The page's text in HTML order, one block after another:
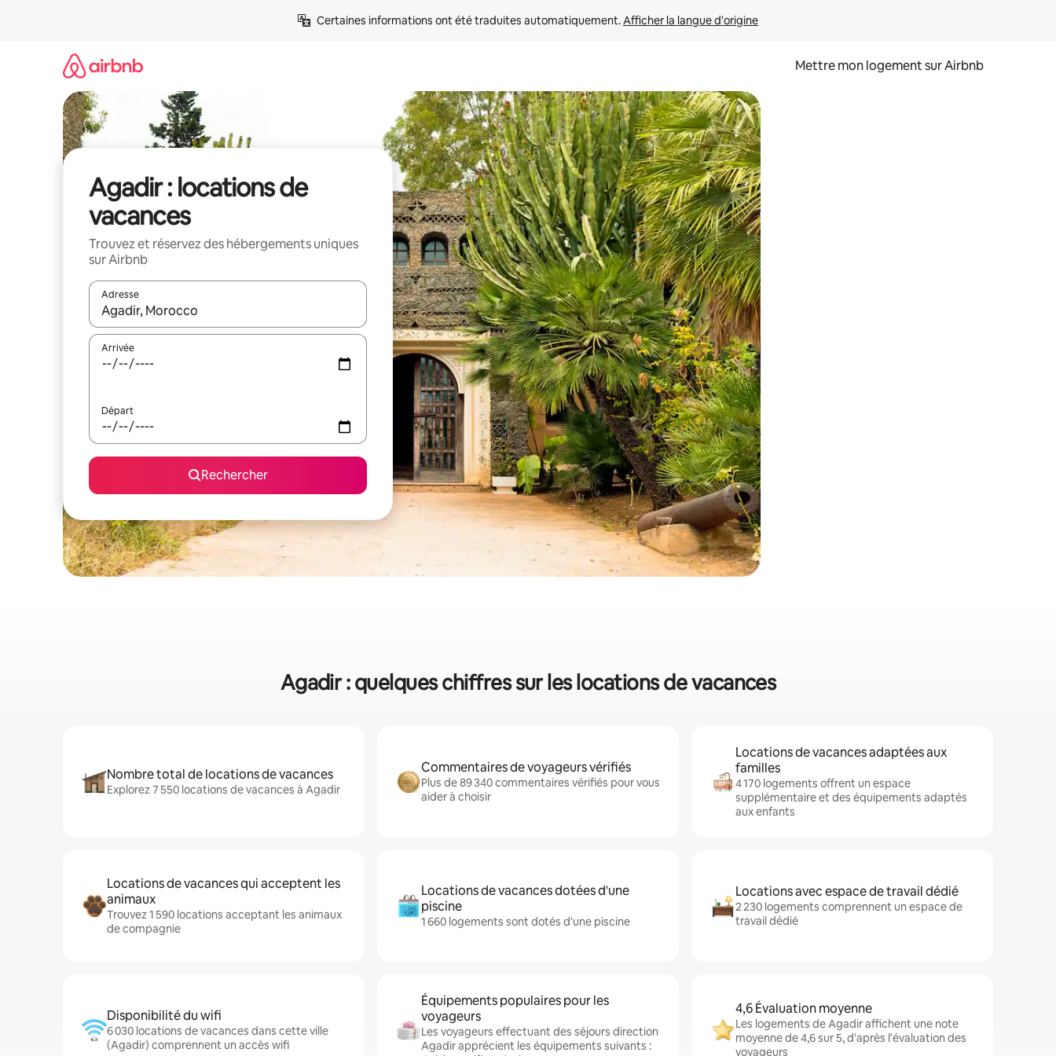
Certaines informations ont été traduites automatiquement. Afficher la langue d'origine
Mettre mon logement sur Airbnb
Agadir : locations de
vacances
Trouvez et réservez des hébergements uniques
sur Airbnb
Adresse
Lorsque les résultats s'affichent, utilisez les flèches vers le haut et vers le bas pour les parcourir ou en appuyant et en faisant glisser.
Arrivée
Départ
Rechercher
Agadir : quelques chiffres sur les locations de vacances
Nombre total de locations de vacances
Explorez 7 550 locations de vacances à Agadir
Commentaires de voyageurs vérifiés
Plus de 89 340 commentaires vérifiés pour vous
aider à choisir
Locations de vacances adaptées aux
familles
4 170 logements offrent un espace
supplémentaire et des équipements adaptés
aux enfants
Locations de vacances qui acceptent les
animaux
Trouvez 1 590 locations acceptant les animaux
de compagnie
Locations de vacances dotées d'une
piscine
1 660 logements sont dotés d'une piscine
Locations avec espace de travail dédié
2 230 logements comprennent un espace de
travail dédié
Disponibilité du wifi
6 030 locations de vacances dans cette ville
(Agadir) comprennent un accès wifi
Équipements populaires pour les
voyageurs
Les voyageurs effectuant des séjours direction
Agadir apprécient les équipements suivants :
4,6 Évaluation moyenne
Les logements de Agadir affichent une note
moyenne de 4,6 sur 5, d'après l'évaluation des
voyageurs